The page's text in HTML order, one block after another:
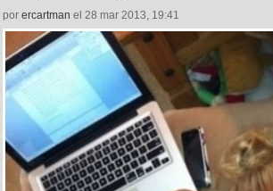
por ercartman el 28 mar 2013, 19:41